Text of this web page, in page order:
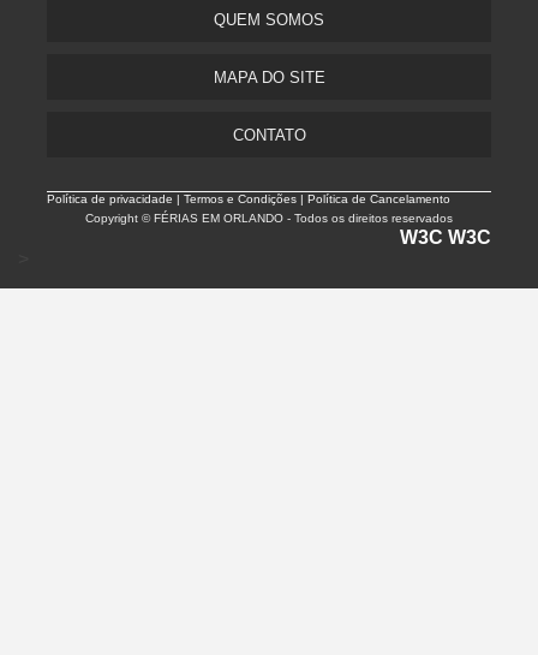
QUEM SOMOS
MAPA DO SITE
CONTATO
Política de privacidade |Termos e Condições | Política de Cancelamento
Copyright © FÉRIAS EM ORLANDO - Todos os direitos reservados
W3C W3C